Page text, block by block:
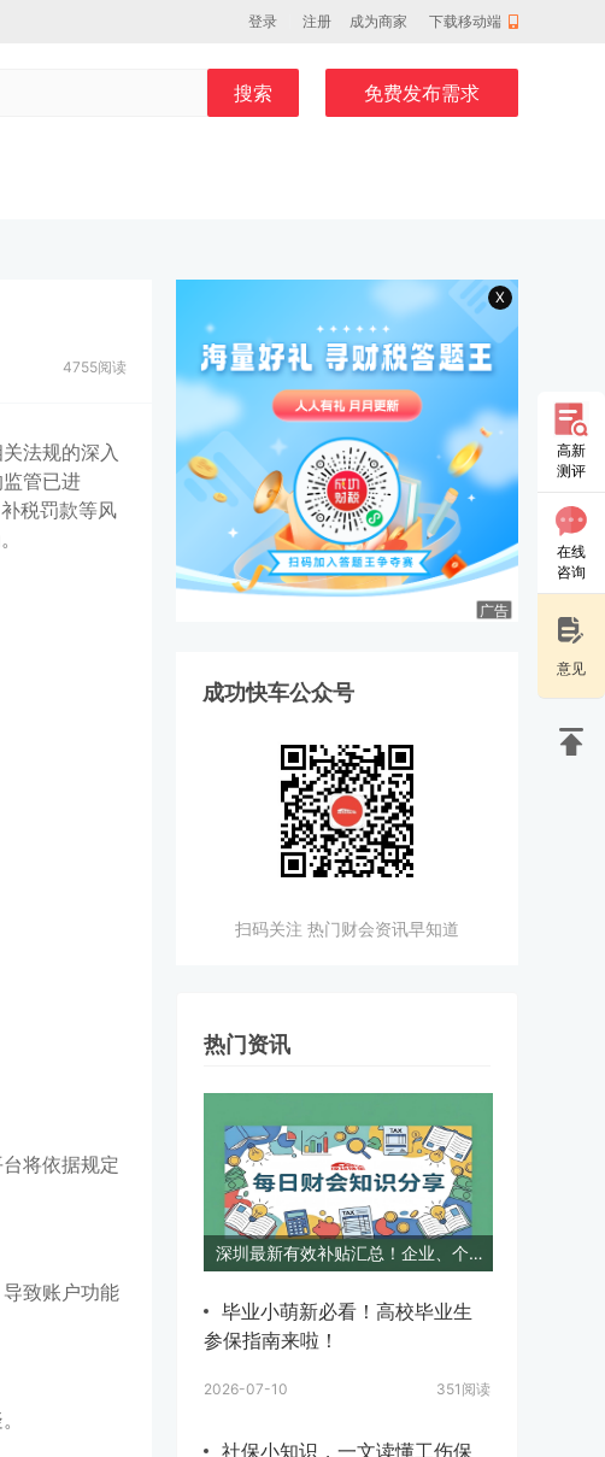
登录 注册 成为商家 下载移动端
搜索 免费发布需求
4755阅读
法规的深入
管已进
税罚款等风
将依据规定
致账户功能
X
广告
成功快车公众号
扫码关注 热门财会资讯早知道
热门资讯
深圳最新有效补贴汇总！企业、个人均可申领，政策全覆盖
毕业小萌新必看！高校毕业生
参保指南来啦！
2026-07-10 351阅读
社保小知识，一文读懂工伤保
高新
测评
在线
咨询
意见